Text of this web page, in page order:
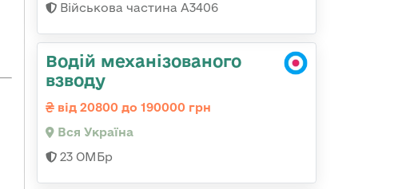
Військова частина А3406
Водій механізованого
взводу
від 20800 до 190000 грн
Вся Україна
23 ОМБр